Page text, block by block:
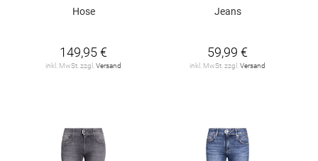
Hose
149,95 €
inkl. MwSt. zzgl. Versand
Jeans
59,99 €
inkl. MwSt. zzgl. Versand